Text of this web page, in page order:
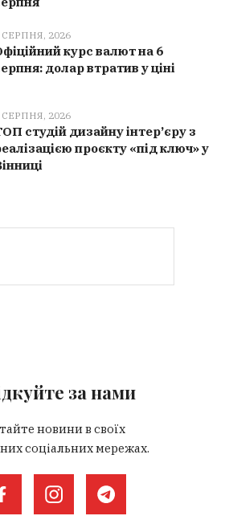
СЕРПНЯ, 2026
курс валют на 6
долар втратив у ціні
СЕРПНЯ, 2026
студій дизайну інтер’єру з
проєкту «під ключ» у
за нами
новини в своїх
соціальних мережах.